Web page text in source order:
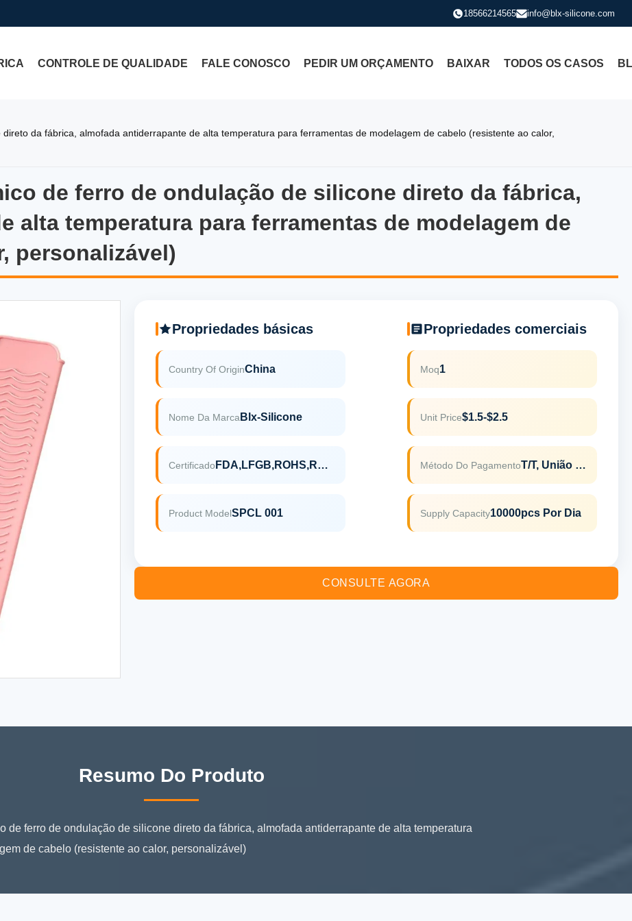
18566214565 info@blx-silicone.com
CONTROLE DE QUALIDADE FALE CONOSCO PEDIR UM ORÇAMENTO BAIXAR TODOS OS CASOS
da fábrica, almofada antiderrapante de alta temperatura para ferramentas de modelagem de cabelo (resistente ao calor,
de ferro de ondulação de silicone direto da fábrica,
alta temperatura para ferramentas de modelagem de
personalizável)
de ferro de ondulação de silicone direto da fábrica,
Propriedades básicas
Country Of OriginChina
Nome Da Marca Blx-Silicone
Certificado FDA,LFGB,ROHS,REACH
Product ModelSPCL 001
Propriedades comerciais
Moq1
Unit Price$1.5-$2.5
Método Do Pagamento T/T, União Ocidental
Supply Capacity10000pcs Por Dia
CONSULTE AGORA
Resumo Do Produto
de ferro de ondulação de silicone direto da fábrica, almofada antiderrapante de alta temperatura
de cabelo (resistente ao calor, personalizável)